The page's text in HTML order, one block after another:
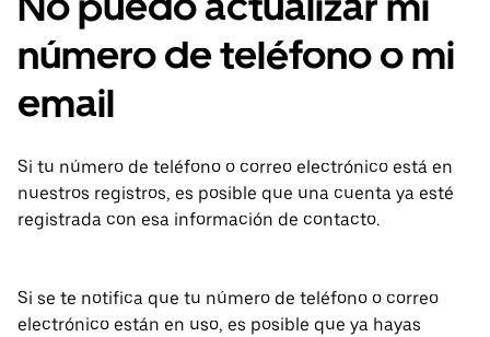
número de teléfono o mi
email
Si tu número de teléfono o correo electrónico está en
nuestros registros, es posible que una cuenta ya esté
registrada con esa información de contacto.
Si se te notifica que tu número de teléfono o correo
electrónico están en uso, es posible que ya hayas